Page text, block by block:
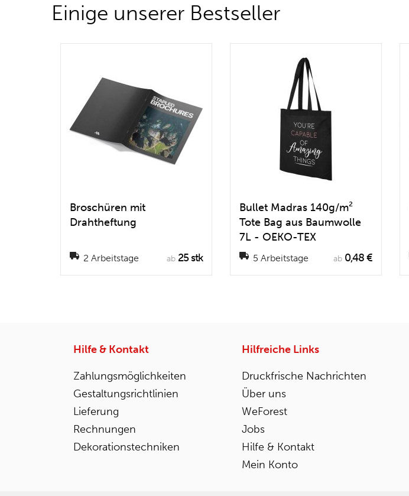
Einige unserer Bestseller
Broschüren mit
Drahtheftung
2 Arbeitstage ab 25 stk
Bullet Madras 140g/m²
Tote Bag aus Baumwolle
7L - OEKO-TEX
5 Arbeitstage ab 0,48 €
Hilfe & Kontakt
Zahlungsmöglichkeiten
Gestaltungsrichtlinien
Lieferung
Rechnungen
Dekorationstechniken
Hilfreiche Links
Druckfrische Nachrichten
Über uns
WeForest
Jobs
Hilfe & Kontakt
Mein Konto